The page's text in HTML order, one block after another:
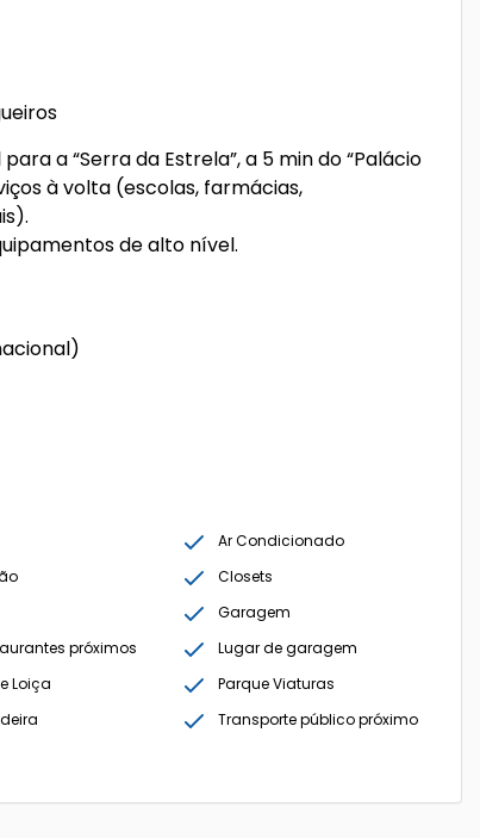
a “Serra da Estrela”, a 5 min do “Palácio
à volta (escolas, farmácias,
de alto nível.
Ar Condicionado
Closets
Garagem
próximos
Lugar de garagem
Loiça
Parque Viaturas
Transporte público próximo